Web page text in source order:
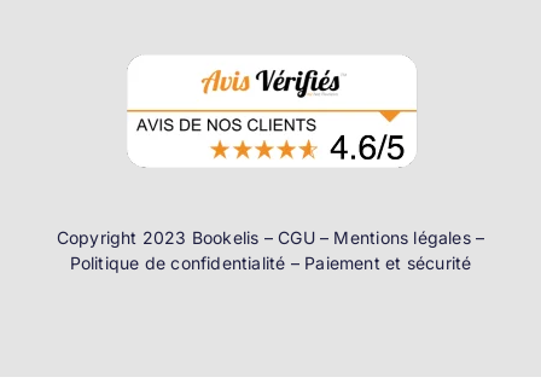
Copyright 2023 Bookelis –CGU– Mentions légales–
Politique de confidentialité – Paiement et sécurité